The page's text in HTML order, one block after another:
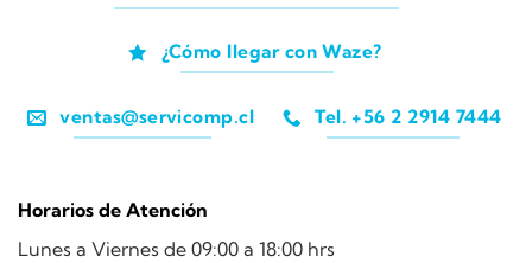
¿Cómo llegar con Waze?
ventas@servicomp.cl Tel. +56 2 2914 7444
Horarios de Atención
Lunes a Viernes de 09:00 a 18:00 hrs